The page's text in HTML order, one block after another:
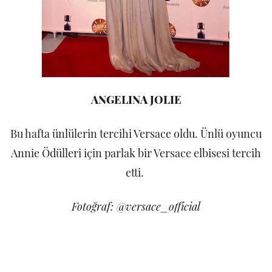
ANGELINA JOLIE
Bu hafta ünlülerin tercihi Versace oldu. Ünlü oyuncu
Annie Ödülleri için parlak bir Versace elbisesi tercih
etti.
Fotoğraf: @versace_official